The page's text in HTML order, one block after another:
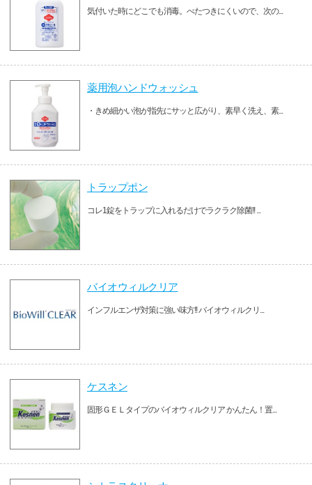
気付いた時にどこでも消毒。べたつきにくいので、次の...
薬用泡ハンドウォッシュ
・きめ細かい泡が指先にサッと広がり、素早く洗え、素...
トラップポン
コレ1錠をトラップに入れるだけでラクラク除菌!! ...
バイオウィルクリア
インフルエンザ対策に強い味方!! バイオウィルクリ...
ケスネン
固形ＧＥＬタイプのバイオウィルクリア かんたん！置...